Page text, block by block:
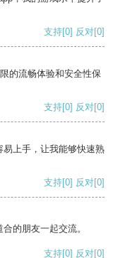
支持[0] 反对[0]
的流畅体验和安全性保
支持[0] 反对[0]
上手，让我能够快速熟
支持[0] 反对[0]
的朋友一起交流。
支持[0] 反对[0]